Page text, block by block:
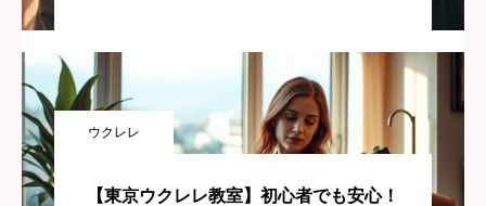
ウクレレ
【東京ウクレレ教室】初心者でも安心！